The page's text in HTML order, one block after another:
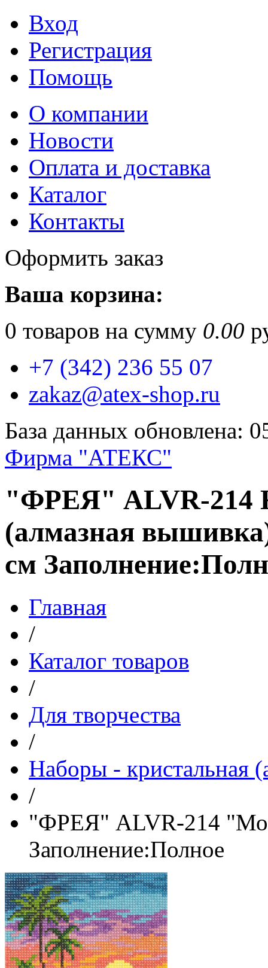
Вход
Регистрация
Помощь
О компании
Новости
Оплата и доставка
Каталог
Контакты
Оформить заказ
Ваша корзина:
0 товаров на сумму 0.00
+7 (342) 236 55 07
zakaz@atex-shop.ru
База данных обновлена:
Фирма "АТЕКС"
"ФРЕЯ" ALVR-214
(алмазная
см
Главная
/
Каталог товаров
/
Для творчества
/
Наборы - кристальная
/
"ФРЕЯ" ALVR-214
Заполнение:Полное